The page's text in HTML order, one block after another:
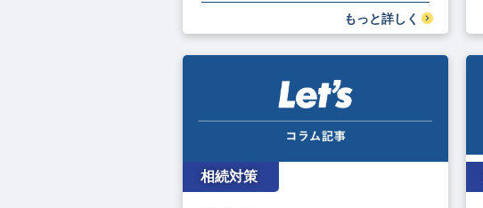
もっと詳しく
相続対策